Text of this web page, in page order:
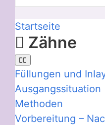
Startseite
Zähne
Füllungen und
Ausgangssituation
Methoden
Vorbereitung –